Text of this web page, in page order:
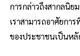
การกล่าวถึงสากลนิย
เราสามารถอาศัยกา
ของประชาชนเป็นห